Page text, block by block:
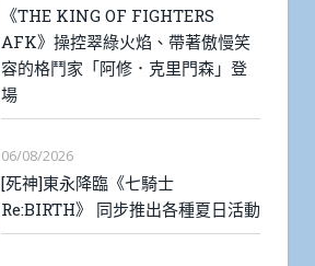
《THE KING OF FIGHTERS
AFK》操控翠綠火焰、帶著傲慢笑
容的格鬥家「阿修．克里門森」登
場
06/08/2026
[死神]東永降臨《七騎士
Re:BIRTH》 同步推出各種夏日活動